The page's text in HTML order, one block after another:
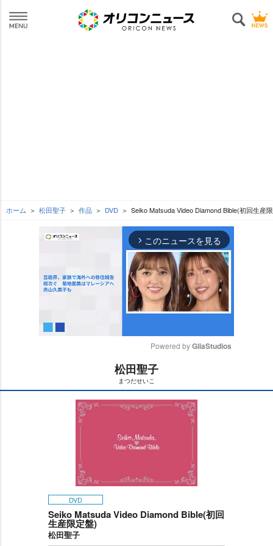
ホーム 松田聖子 作品 DVD Seiko Matsuda Video Diamond Bible(初回生産
arrow_forward_ios このニュースを見る
t
e
Powered by GliaStudios
松田聖子
まつだせいこ
DVD
Seiko Matsuda Video Diamond Bible(初回
生産限定盤)
松田聖子